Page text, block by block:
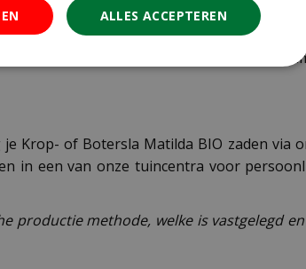
18°C is. Kies een bemeste plek
oogsten, waarbij je kunt kiezen om
Krop- of Botersla Matilda BIO zaden via
in een van onze tuincentra voor
productie methode, welke is vastgelegd
ALLES ACCEPTEREN